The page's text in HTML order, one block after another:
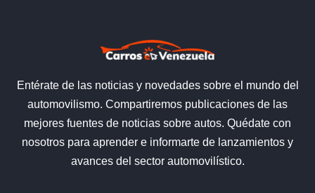
Entérate de las noticias y novedades sobre el mundo del
automovilismo. Compartiremos publicaciones de las
mejores fuentes de noticias sobre autos. Quédate con
nosotros para aprender e informarte de lanzamientos y
avances del sector automovilístico.